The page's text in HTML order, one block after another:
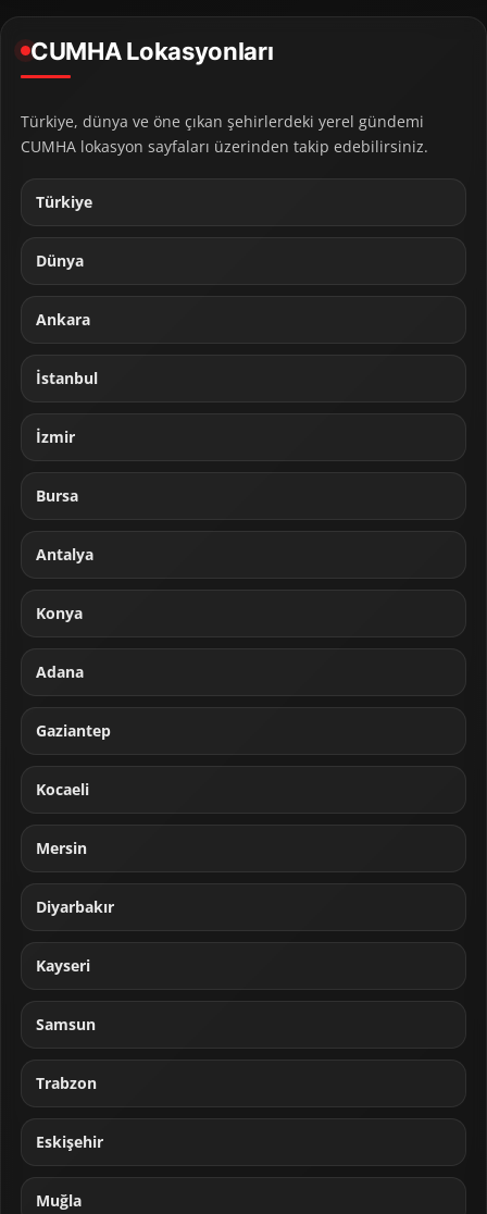
CUMHA Lokasyonları
Türkiye, dünya ve öne çıkan şehirlerdeki yerel gündemi
CUMHA lokasyon sayfaları üzerinden takip edebilirsiniz.
Türkiye
Dünya
Ankara
İstanbul
İzmir
Bursa
Antalya
Konya
Adana
Gaziantep
Kocaeli
Mersin
Diyarbakır
Kayseri
Samsun
Trabzon
Eskişehir
Muğla